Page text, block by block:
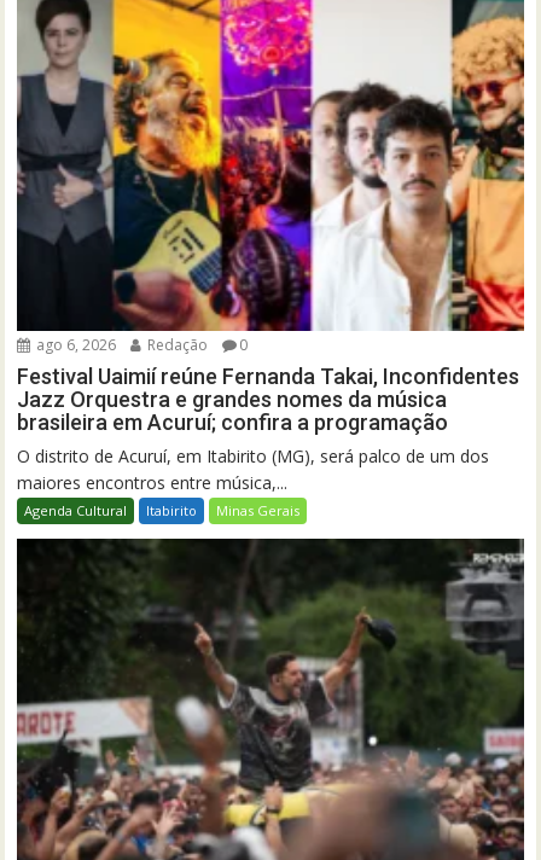
ago 6, 2026 Redação 0
Festival Uaimií reúne Fernanda Takai, Inconfidentes
Jazz Orquestra e grandes nomes da música
brasileira em Acuruí; confira a programação
O distrito de Acuruí, em Itabirito (MG), será palco de um dos
maiores encontros entre música,...
Agenda Cultural Itabirito Minas Gerais